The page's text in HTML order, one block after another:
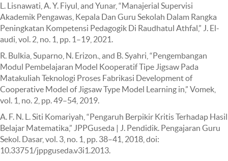
L. Lisnawati, A. Y. Fiyul, and Yunar, “Manajerial Supervisi
Akademik Pengawas, Kepala Dan Guru Sekolah Dalam Rangka
Peningkatan Kompetensi Pedagogik Di Raudhatul Athfal,” J. El-
audi, vol. 2, no. 1, pp. 1–19, 2021.
R. Bulkia, Suparno, N. Erizon., and B. Syahri, “Pengembangan
Modul Pembelajaran Model Kooperatif Tipe Jigsaw Pada
Matakuliah Teknologi Proses Fabrikasi Development of
Cooperative Model of Jigsaw Type Model Learning in,” Vomek,
vol. 1, no. 2, pp. 49–54, 2019.
A. F. N. L. Siti Komariyah, “Pengaruh Berpikir Kritis Terhadap Hasil
Belajar Matematika,” JPPGuseda | J. Pendidik. Pengajaran Guru
Sekol. Dasar, vol. 3, no. 1, pp. 38–41, 2018, doi:
10.33751/jppguseda.v3i1.2013.